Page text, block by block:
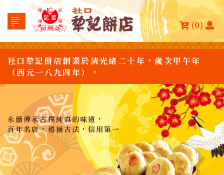
(0)
社口犂記餅店創業於清光緒二十年，歲次甲午年
（西元一八九四年）。
永續傳承古樸純真的味道，
百年名店，遵循古法，信用第一